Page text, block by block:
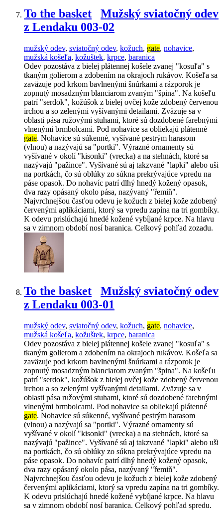
To the basket
Mužský sviatočný odev
z Lendaku 003-02
mužský odev, sviatočný odev, kožuch, gate, nohavice,
mužská košeľa, kožuštek, krpce, baranica
Odev pozostáva z bielej plátennej košele zvanej "kosuľa" s
tkaným golierom a zdobením na okrajoch rukávov. Košeľa sa
zaväzuje pod krkom bavlnenými šnúrkami a rázporok je
zopnutý mosadzným blanciarom zvaným "špina". Na košeľu
patrí "serdok", kožúšok z bielej ovčej kože zdobený červenou
irchou a so zelenými vyšívanými detailami. Zväzuje sa v
oblasti pása ružovými stuhami, ktoré sú dozdobené farebnými
vlnenými brmbolcami. Pod nohavice sa obliekajú plátenné
gate. Nohavice sú súkenné, vyšívané pestrým harasom
(vlnou) a nazývajú sa "portki". Výrazné ornamenty sú
vyšívané v okolí "kisonki" (vrecka) a na stehnách, ktoré sa
nazývajú "pažince". Vyšívané sú aj takzvané "lapki" alebo uši
na portkách, čo sú oblúky zo súkna prekrývajúce vpredu na
páse opasok. Do nohavíc patrí dlhý hnedý kožený opasok,
dva razy opásaný okolo pása, nazývaný "řemiň".
Najvrchnejšou časťou odevu je kožuch z bielej kože zdobený
červenými aplikáciami, ktorý sa vpredu zapína na tri gombíky.
K odevu prislúchajú hnedé kožené vybíjané krpce. Na hlavu
sa v zimnom období nosí baranica. Celkový pohľad zozadu.
To the basket
Mužský sviatočný odev
z Lendaku 003-01
mužský odev, sviatočný odev, kožuch, gate, nohavice,
mužská košeľa, kožuštek, krpce, baranica
Odev pozostáva z bielej plátennej košele zvanej "kosuľa" s
tkaným golierom a zdobením na okrajoch rukávov. Košeľa sa
zaväzuje pod krkom bavlnenými šnúrkami a rázporok je
zopnutý mosadzným blanciarom zvaným "špina". Na košeľu
patrí "serdok", kožúšok z bielej ovčej kože zdobený červenou
irchou a so zelenými vyšívanými detailami. Zväzuje sa v
oblasti pása ružovými stuhami, ktoré sú dozdobené farebnými
vlnenými brmbolcami. Pod nohavice sa obliekajú plátenné
gate. Nohavice sú súkenné, vyšívané pestrým harasom
(vlnou) a nazývajú sa "portki". Výrazné ornamenty sú
vyšívané v okolí "kisonki" (vrecka) a na stehnách, ktoré sa
nazývajú "pažince". Vyšívané sú aj takzvané "lapki" alebo uši
na portkách, čo sú oblúky zo súkna prekrývajúce vpredu na
páse opasok. Do nohavíc patrí dlhý hnedý kožený opasok,
dva razy opásaný okolo pása, nazývaný "řemiň".
Najvrchnejšou časťou odevu je kožuch z bielej kože zdobený
červenými aplikáciami, ktorý sa vpredu zapína na tri gombíky.
K odevu prislúchajú hnedé kožené vybíjané krpce. Na hlavu
sa v zimnom období nosí baranica. Celkový pohľad spredu.